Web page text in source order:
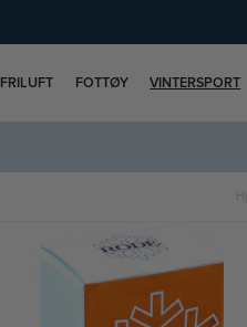
FRILUFT FOTTØY VINTERSPORT